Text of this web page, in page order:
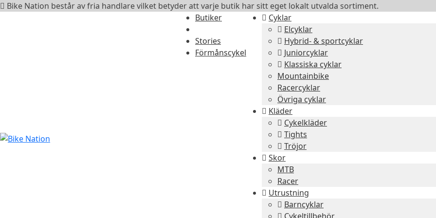
Bike Nation består av fria handlare vilket betyder att varje butik har sitt eget lokalt utvalda sortiment.
Butiker
Stories
Förmånscykel
Cyklar
Elcyklar
Hybrid- & sportcyklar
Juniorcyklar
Klassiska cyklar
Mountainbike
Racercyklar
Övriga cyklar
Kläder
Cykelkläder
Tights
Tröjor
Skor
MTB
Racer
Utrustning
Barncyklar